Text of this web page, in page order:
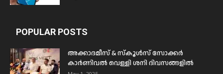
POPULAR POSTS
അക്കാദമീസ് & സ്കൂൾസ് സോക്കർ
കാർണിവൽ വെള്ളി ശനി ദിവസങ്ങളിൽ